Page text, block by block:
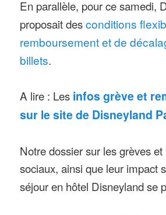
En parallèle, pour ce samedi,
proposait desconditions
remboursement et de
billets.
A lire : Les infos grève et
sur le site de Disneyland
Notre dossier sur les grèves
sociaux, ainsi que leur impact
séjour en hôtel Disneyland se